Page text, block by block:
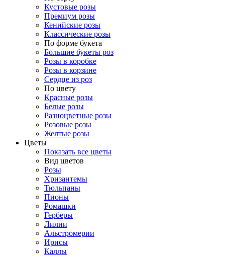
Кустовые розы
Премиум розы
Кенийские розы
Классические розы
По форме букета
Большие букеты роз
Розы в коробке
Розы в корзине
Сердце из роз
По цвету
Красные розы
Белые розы
Разноцветные розы
Розовые розы
Желтые розы
Цветы
Показать все цветы
Вид цветов
Розы
Хризантемы
Тюльпаны
Пионы
Ромашки
Герберы
Лилии
Альстромерии
Ирисы
Каллы